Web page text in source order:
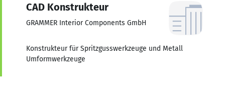
CAD Konstrukteur
GRAMMER Interior Components GmbH
Konstrukteur für Spritzgusswerkzeuge und Metall
Umformwerkzeuge